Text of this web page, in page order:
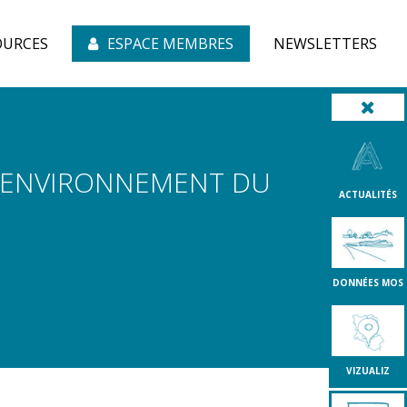
ESPACE MEMBRES NEWSLETTERS
DU
ACTUALITÉS
DONNÉES MOS
VIZUALIZ